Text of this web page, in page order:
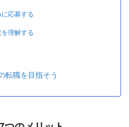
応募する
理解する
転職を目指そう